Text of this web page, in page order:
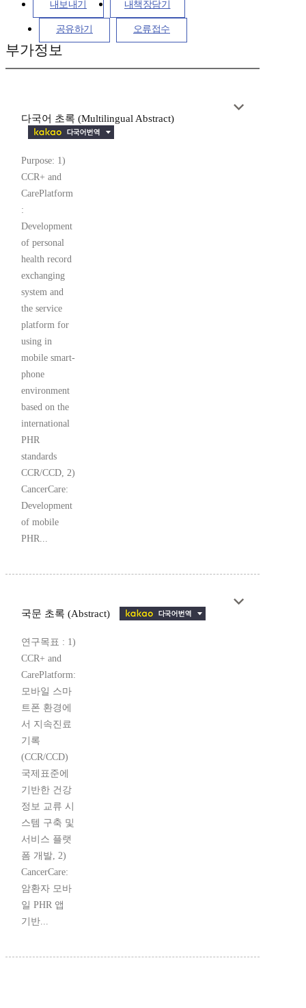
내보내기 내책장담기
공유하기 오류접수
부가정보
다국어 초록 (Multilingual Abstract)
Purpose: 1)
CCR+ and
CarePlatform
:
Development
of personal
health record
exchanging
system and
the service
platform for
using in
mobile smart-
phone
environment
based on the
international
PHR
standards
CCR/CCD, 2)
CancerCare:
Development
of mobile
PHR...
국문 초록 (Abstract)
연구목표 : 1)
CCR+ and
CarePlatform:
모바일 스마
트폰 환경에
서 지속진료
기록
(CCR/CCD)
국제표준에
기반한 건강
정보 교류 시
스템 구축 및
서비스 플랫
폼 개발, 2)
CancerCare:
암환자 모바
일 PHR 앱
기반...